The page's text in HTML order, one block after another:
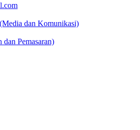
dan Komunikasi)
Pemasaran)